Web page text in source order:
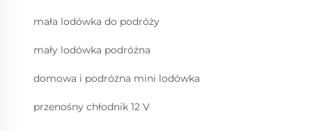
mała lodówka do podróży
mały lodówka podróżna
domowa i podróżna mini lodówka
przenośny chłodnik 12 V